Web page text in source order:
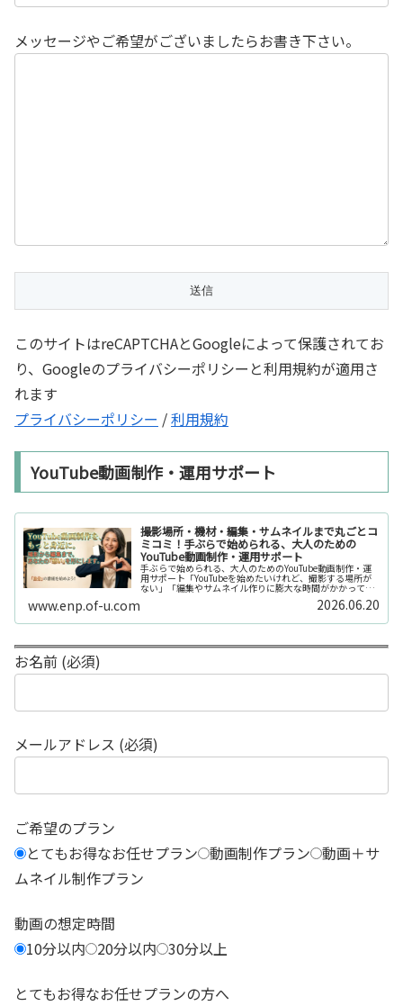
メッセージやご希望がございましたらお書き下さい。
このサイトはreCAPTCHAとGoogleによって保護されてお
り、Googleのプライバシーポリシーと利用規約が適用さ
れます
プライバシーポリシー /利用規約
YouTube動画制作・運用サポート
撮影場所・機材・編集・サムネイルまで丸ごとコ
ミコミ！手ぶらで始められる、大人のための
YouTube動画制作・運用サポート
手ぶらで始められる、大人のためのYouTube動画制作・運
用サポート「YouTubeを始めたいけれど、撮影する場所が
ない」「編集やサムネイル作りに膨大な時間がかかって長
続きしない」「機材を揃えるだけで何万円もかかってしま
www.enp.of-u.com 2026.06.20
お名前 (必須)
メールアドレス (必須)
ご希望のプラン
とてもお得なお任せプラン 動画制作プラン 動画＋サ
ムネイル制作プラン
動画の想定時間
10分以内
20分以内 30分以上
とてもお得なお任せプランの方へ